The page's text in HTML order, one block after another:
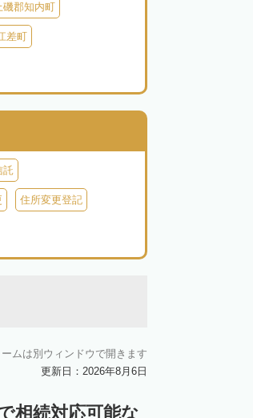
磯郡知内町
差町
倶知安町
町 積丹郡積丹町
上砂川町
夕張郡栗山町
豊頃町
託
住所変更登記
ムは別ウィンドウで開きます
更新日：2026年8月6日
相続対応可能な